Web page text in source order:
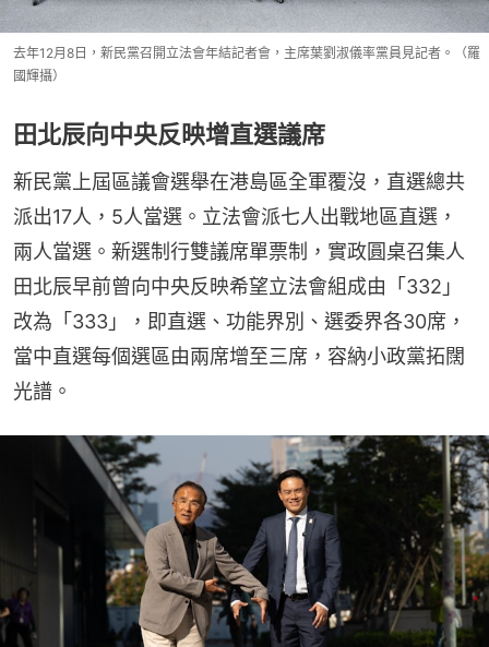
去年12月8日，新民黨召開立法會年結記者會，主席葉劉淑儀率黨員見記者。（羅
國輝攝）
田北辰向中央反映增直選議席
新民黨上屆區議會選舉在港島區全軍覆沒，直選總共
派出17人，5人當選。立法會派七人出戰地區直選，
兩人當選。新選制行雙議席單票制，實政圓桌召集人
田北辰早前曾向中央反映希望立法會組成由「332」
改為「333」，即直選、功能界別、選委界各30席，
當中直選每個選區由兩席增至三席，容納小政黨拓闊
光譜。